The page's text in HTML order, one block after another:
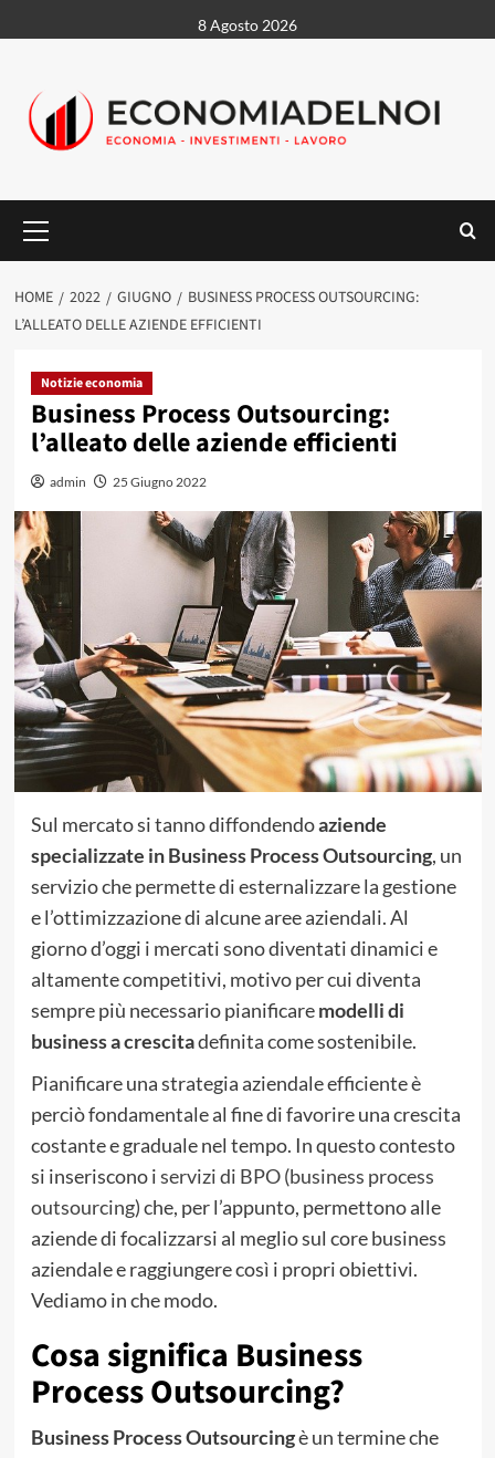
al
8 Agosto 2026
principale
HOME 2022 GIUGNO
BUSINESS PROCESS OUTSOURCING:
L’ALLEATO DELLE AZIENDE EFFICIENTI
Notizie economia
Business Process Outsourcing:
l’alleato delle aziende efficienti
admin 25 Giugno 2022
Sul mercato si tanno diffondendoaziende
specializzate in Business Process Outsourcing, un
servizio che permette di esternalizzare la gestione
e l’ottimizzazione di alcune aree aziendali. Al
giorno d’oggi i mercati sono diventati dinamici e
altamente competitivi, motivo per cui diventa
sempre più necessario pianificaremodelli di
business a crescitadefinita come sostenibile.
Pianificare una strategia aziendale efficiente è
perciò fondamentale al fine di favorire una crescita
costante e graduale nel tempo. In questo contesto
si inseriscono iservizi di BPO (business process
outsourcing)che, per l’appunto, permettono alle
aziende di focalizzarsi al meglio sul core business
aziendale e raggiungere così i propri obiettivi.
Vediamo in che modo.
Cosa significa Business
Process Outsourcing?
Business Process Outsourcingè un termine che